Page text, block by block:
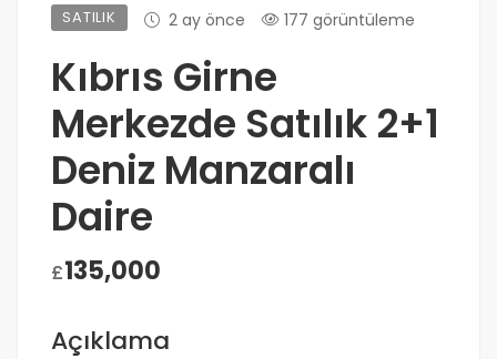
SATILIK 2 ay önce 177 görüntüleme
Kıbrıs Girne
Merkezde Satılık 2+1
Deniz Manzaralı
Daire
£135,000
Açıklama